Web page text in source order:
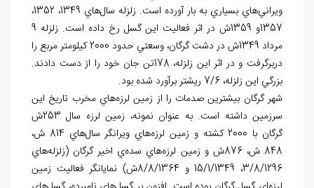
ويرانيهاي بسياري به بار آورده است. زلزله سال
هاي 1349، 1352،
1357و 1359ش در اثر فعاليت اين گسل رخ داده است. زلزله 9
مرداد 1349ش در دشت گرگان، وسعتي حدود 2000 کيلومتر مربع را
دربرگرفت و در اثر اين زلزله، 178تن جان خود را از دست دادند.
بزرگي اين زلزله، 7/6 ريشتر برآورد شده بود.
شهر گرگان بيشترين صدمات را از زمين لرزههاي مخرب تاريخ اين
سرزمين داشته است. به عنوان نمونه، زمين لرزه سال 253ش
گرگان با 2000 کشته و زمين لرزه
هاي ويرانگر سال
هاي 814 ش،
848 ش، 876ش و زمين لرزه
هاي سدهي اخير گرگان (زلزلههاي
3/8/1296، 15/1/1349 و 8/8/1364ش) نمايانگر فعاليت زمين